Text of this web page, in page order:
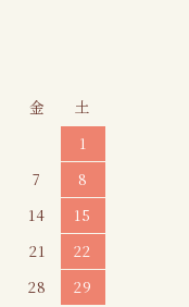
金 土
1
7
8
14
15
21
22
28
29